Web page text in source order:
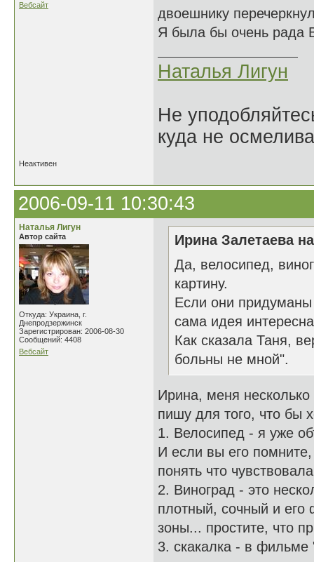
Вебсайт
двоешнику
Я была бы очень рада
Наталья Лигун
Не
куда не
Неактивен
2006-09-11 10:30:43
Наталья Лигун
Автор сайта
Откуда: Украина, г.
Днепродзержинск
Зарегистрирован: 2006-08-30
Сообщений: 4408
Вебсайт
Ирина Залетаева
Да, велосипед,
картину.
Если они
сама идея
Как сказала Таня,
больны не мной".
Ирина, меня
пишу для того, что бы
1. Велосипед - я уже
И если вы его
понять что
2. Виноград - это
плотный, сочный и
зоны... простите, что
3. скакалка - в